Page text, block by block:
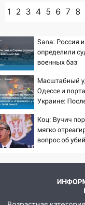
1 2 3 4 5 6 7 8
Sana: Россия
определили
военных баз
Масштабный
Одессе и
Украине:
ударах
2026 года
Коц: Вучич
мягко
вопрос об